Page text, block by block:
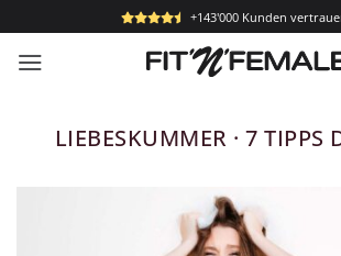
Inhalt
springen
+143'000 Kunden
LIEBESKUMMER · 7 TIPPS